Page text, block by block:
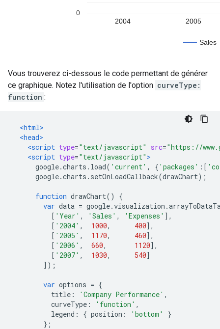
Vous trouverez ci-dessous le code permettant de générer
ce graphique. Notez l'utilisation de l'option curveType:
function :
<html>
<head>
<script type="text/javascript" src="https://
<script type="text/javascript" >
google.charts . load( 'current' , { 'packages' :[
google.charts . setOnLoadCallback(drawChart);
function drawChart()
{
var data = google.visualization .
[ 'Year' , 'Sales' , 'Expenses' ],
[ '2004' , 1000, 400],
[ '2005' , 1170, 460],
[ '2006' , 660, 1120],
[ '2007' , 1030, 540]
]);
var options = {
title : 'Company Performance' ,
curveType : 'function' ,
legend : { position : 'bottom'
}
};